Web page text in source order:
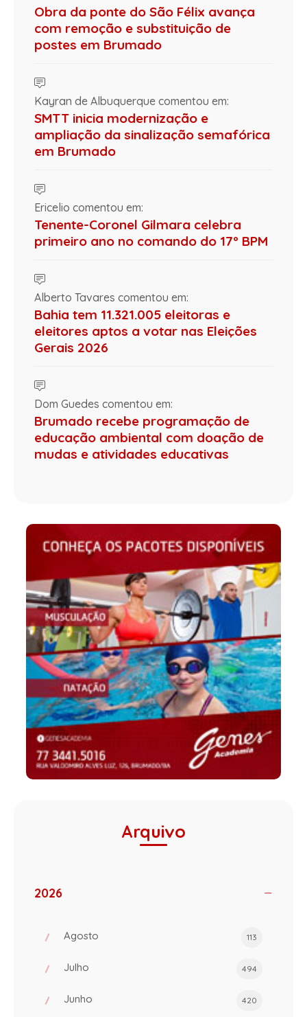
Obra da ponte do São Félix avança
com remoção e substituição de
postes em Brumado
Kayran de Albuquerque comentou em:
SMTT inicia modernização e
ampliação da sinalização semafórica
em Brumado
Ericelio comentou em:
Tenente-Coronel Gilmara celebra
primeiro ano no comando do 17º BPM
Alberto Tavares comentou em:
Bahia tem 11.321.005 eleitoras e
eleitores aptos a votar nas Eleições
Gerais 2026
Dom Guedes comentou em:
Brumado recebe programação de
educação ambiental com doação de
mudas e atividades educativas
Arquivo
2026
Agosto 113
Julho 494
Junho 420